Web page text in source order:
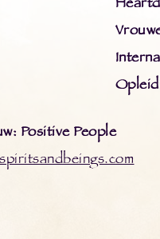
Positive People